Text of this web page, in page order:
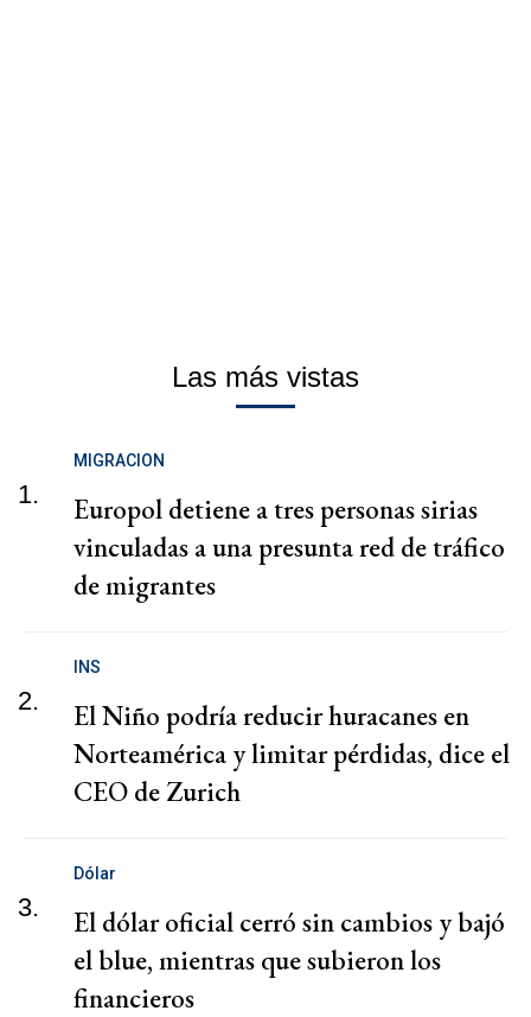
Las más vistas
1.
MIGRACION
Europol detiene a tres personas sirias
vinculadas a una presunta red de tráfico
de migrantes
2.
INS
El Niño podría reducir huracanes en
Norteamérica y limitar pérdidas, dice el
CEO de Zurich
3.
Dólar
El dólar oficial cerró sin cambios y bajó
el blue, mientras que subieron los
financieros